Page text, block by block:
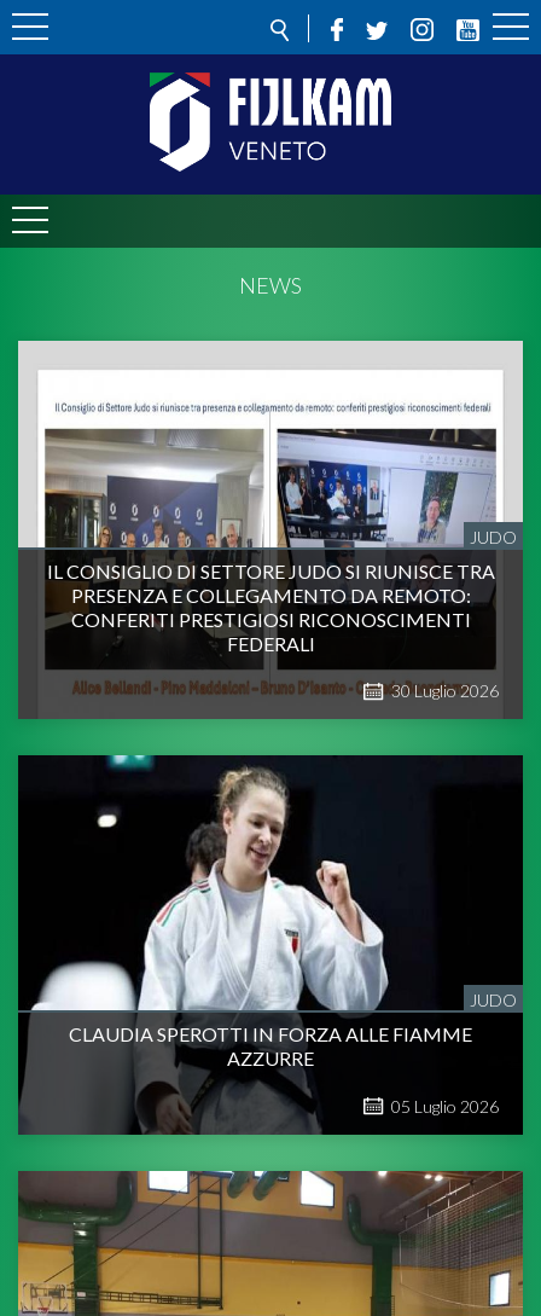
NEWS
JUDO
IL CONSIGLIO DI SETTORE JUDO SI RIUNISCE TRA
PRESENZA E COLLEGAMENTO DA REMOTO:
CONFERITI PRESTIGIOSI RICONOSCIMENTI
FEDERALI
30Luglio2026
JUDO
CLAUDIA SPEROTTI IN FORZA ALLE FIAMME
AZZURRE
05 Luglio 2026